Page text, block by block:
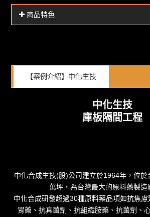
商品特色
【案例介紹】中化生技
中化生技
庫板隔間工程
中化合成生技(股)公司建立於1964年，位
萬坪，為台灣最大的原料藥製造
中化合成研發超過30種原料藥品項如抗焦
胃藥、抗真菌劑、抗組織胺藥、抗菌劑、